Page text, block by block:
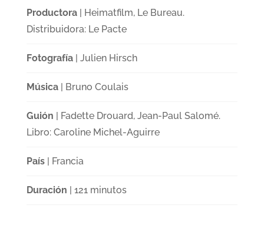
Productora| Heimatfilm, Le Bureau.
Distribuidora: Le Pacte
Fotografía| Julien Hirsch
Música| Bruno Coulais
Guión | Fadette Drouard, Jean-Paul Salomé.
Libro: Caroline Michel-Aguirre
País| Francia
Duración | 121 minutos